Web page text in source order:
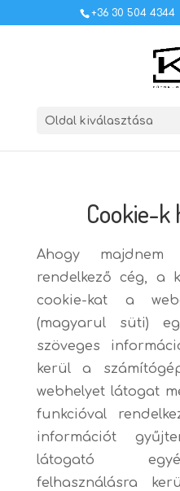
+36 30 504 4344
Oldal kiválasztása
Cookie-k
Ahogy majdnem
rendelkező cég, a
cookie-kat a
(magyarul süti)
szöveges
kerül a
webhelyet látogat
funkcióval
információt
látogató
felhasználásra